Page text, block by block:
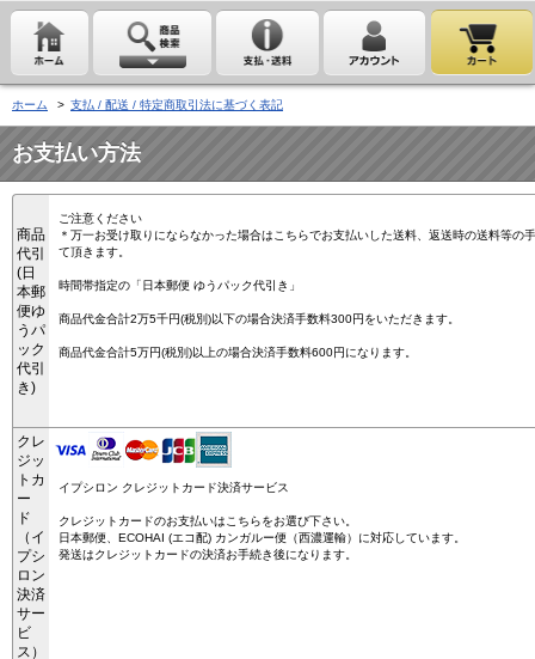
ホーム > 支払 / 配送 / 特定商取引法に基づく表記
お支払い方法
商品
代引
(日
本郵
便ゆ
うパ
ック
代引
き)
ご注意ください
＊万一お受け取りにならなかった場合はこちらでお支払いした送料、返送時の送料等の
て頂きます。
時間帯指定の「日本郵便 ゆうパック代引き」
商品代金合計2万5千円(税別)以下の場合決済手数料300円をいただきます。
商品代金合計5万円(税別)以上の場合決済手数料600円になります。
クレ
ジッ
トカ
ー
ド
（イ
プシ
ロン
決済
サー
ビ
ス）
イプシロン クレジットカード決済サービス
クレジットカードのお支払いはこちらをお選び下さい。
日本郵便、ECOHAI (エコ配) カンガルー便（西濃運輸）に対応しています。
発送はクレジットカードの決済お手続き後になります。